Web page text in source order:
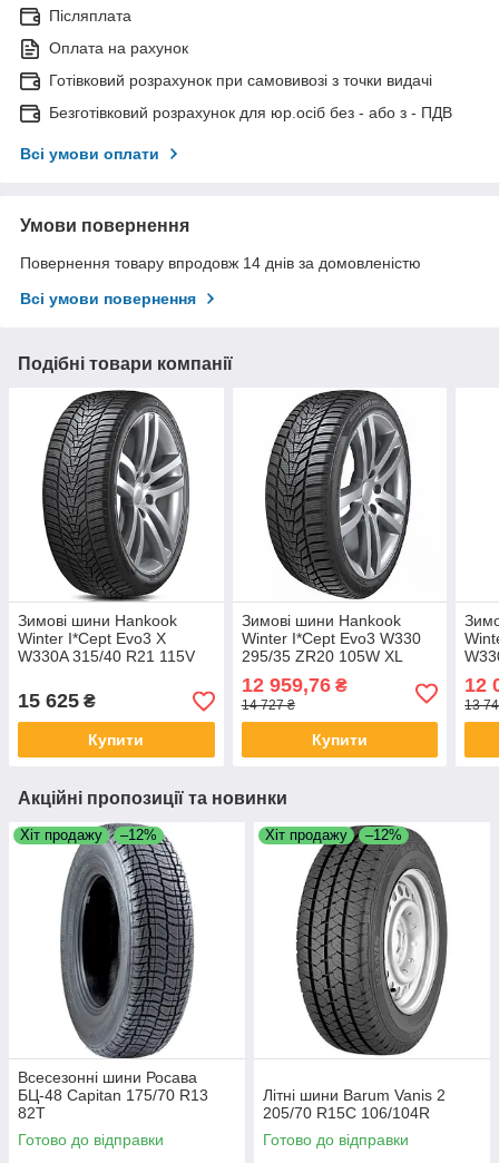
Післяплата
Оплата на рахунок
Готівковий розрахунок при самовивозі з точки видачі
Безготівковий розрахунок для юр.осіб без - або з - ПДВ
Всі умови оплати
Умови повернення
Повернення товару впродовж 14 днів за домовленістю
Всі умови повернення
Подібні товари компанії
Зимові шини Hankook
Winter I*Cept Evo3 X
W330A 315/40 R21 115V
15 625 ₴
Купити
Зимові шини Hankook
Winter I*Cept Evo3 W330
295/35 ZR20 105W XL
12 959,76₴
14 727 ₴
Купити
XL
12
13
Акційні пропозиції та новинки
Хіт продажу –12%
Всесезонні шини Росава
БЦ-48 Capitan 175/70 R13
82T
Готово до відправки
Хіт продажу –12%
Літні шини Barum Vanis 2
205/70 R15C 106/104R
Готово до відправки